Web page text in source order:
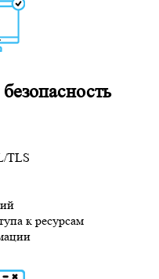
TLS
к ресурсам